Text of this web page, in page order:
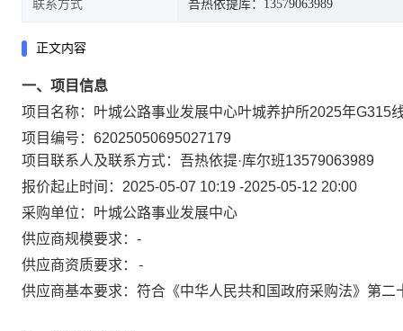
联系方式 吾热依提库：13579063989
正文内容
一、项目信息
项目名称： 叶城公路事业发展中心叶城养护所2025年G315
项目编号： 62025050695027179
项目联系人及联系方式： 吾热依提·库尔班13579063989
报价起止时间： 2025-05-07 10:19 -2025-05-12 20:00
采购单位： 叶城公路事业发展中心
供应商规模要求： -
供应商资质要求：
-
供应商基本要求：符合《中华人民共和国政府采购法》第二